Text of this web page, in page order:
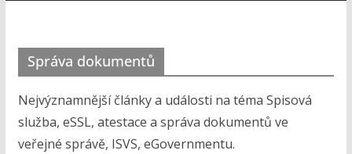
Správa dokumentů
Nejvýznamnější články a události na téma Spisová
služba, eSSL, atestace a správa dokumentů ve
veřejné správě, ISVS, eGovernmentu.